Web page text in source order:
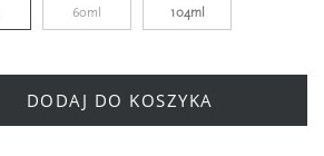
60ml 104ml
DODAJ DO KOSZYKA